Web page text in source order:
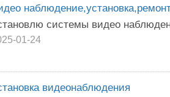
системы видео
01-24
видеонаблюдения